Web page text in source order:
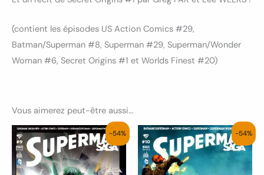
(contient les épisodes US Action Comics #29,
Batman/Superman #8, Superman #29, Superman/Wonder
Woman #6, Secret Origins #1 et Worlds Finest #20)
Vous aimerez peut-être aussi…
-54%
Le
prix
initial
était :
6.50€.
Le
prix
actuel
est :
3.00€.
-54%
Le
prix
initial
était :
6.50€.
Le
prix
actuel
est :
3.00€.